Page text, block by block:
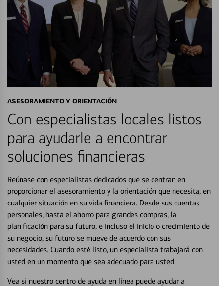
ASESORAMIENTO Y ORIENTACIÓN
Con especialistas locales listos
para ayudarle a encontrar
soluciones financieras
Reúnase con especialistas dedicados que se centran en
proporcionar el asesoramiento y la orientación que necesita, en
cualquier situación en su vida financiera. Desde sus cuentas
personales, hasta el ahorro para grandes compras, la
planificación para su futuro, e incluso el inicio o crecimiento de
su negocio, su futuro se mueve de acuerdo con sus
necesidades. Cuando esté listo, un especialista trabajará con
usted en un momento que sea adecuado para usted.
Vea si nuestro centro de ayuda en línea puede ayudar a